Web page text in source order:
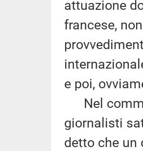
attuazione
francese,
e poi,
Nel
giornalisti
detto che un